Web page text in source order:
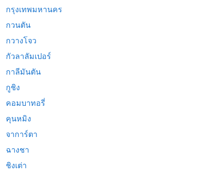
กรุงเทพมหานคร
กวนตัน
กวางโจว
กัวลาลัมเปอร์
กาลีมันตัน
กูชิง
คอมบาทอรี่
คุนหมิง
จาการ์ตา
ฉางชา
ชิงเต่า